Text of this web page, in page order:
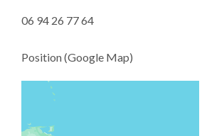
06 94 26 77 64
Position (Google Map)